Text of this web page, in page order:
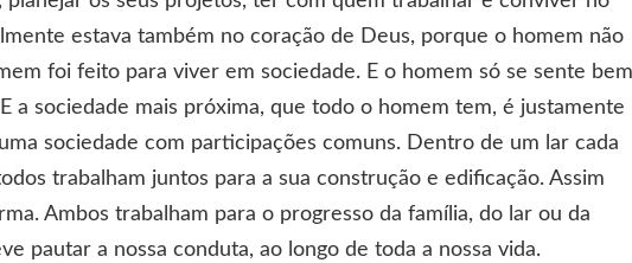
estava também no coração de Deus, porque o homem não
foi feito para viver em sociedade. E o homem só se sente
a sociedade mais próxima, que todo o homem tem, é justamente
sociedade com participações comuns. Dentro de um lar cada
trabalham juntos para a sua construção e edificação. Assim
Ambos trabalham para o progresso da família, do lar ou da
pautar a nossa conduta, ao longo de toda a nossa vida.